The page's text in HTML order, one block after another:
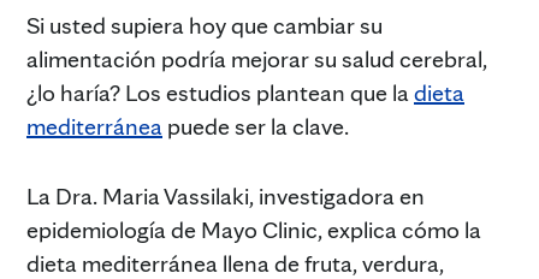
Si usted supiera hoy que cambiar su
alimentación podría mejorar su salud cerebral,
¿lo haría? Los estudios plantean que la dieta
mediterránea puede ser la clave.
La Dra. Maria Vassilaki, investigadora en
epidemiología de Mayo Clinic, explica cómo la
dieta mediterránea llena de fruta, verdura,